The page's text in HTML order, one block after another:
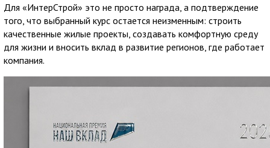
Для «ИнтерСтрой» это не просто награда, а подтверждение
того, что выбранный курс остается неизменным: строить
качественные жилые проекты, создавать комфортную среду
для жизни и вносить вклад в развитие регионов, где работает
компания.